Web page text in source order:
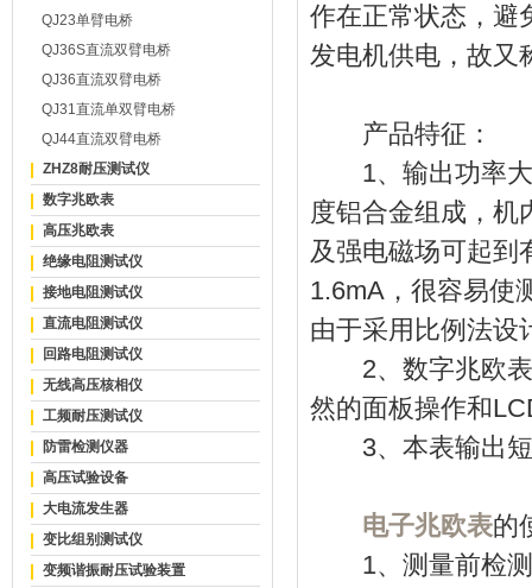
QJ23单臂电桥
QJ36S直流双臂电桥
QJ36直流双臂电桥
QJ31直流单双臂电桥
QJ44直流双臂电桥
ZHZ8耐压测试仪
数字兆欧表
高压兆欧表
绝缘电阻测试仪
接地电阻测试仪
直流电阻测试仪
回路电阻测试仪
无线高压核相仪
工频耐压测试仪
防雷检测仪器
高压试验设备
大电流发生器
变比组别测试仪
变频谐振耐压试验装置
作在正常状态，避
发电机供电，故又
产品特征：
1、输出功率大
度铝合金组成，机
及强电磁场可起到
1.6mA，很容易使
由于采用比例法设
2、数字兆欧表
然的面板操作和
3、本表输出短
电子兆欧表的
1、测量前检测